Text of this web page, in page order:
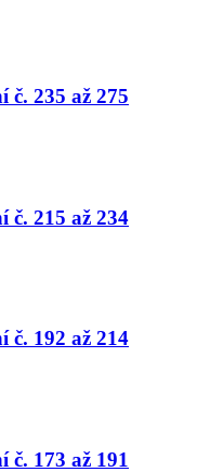
č. 235 až 275
č. 215 až 234
č. 192 až 214
č. 173 až 191